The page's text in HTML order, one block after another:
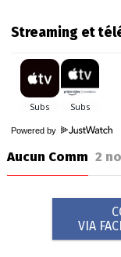
Streaming et
Powered by
Aucun Comm 2
VIA